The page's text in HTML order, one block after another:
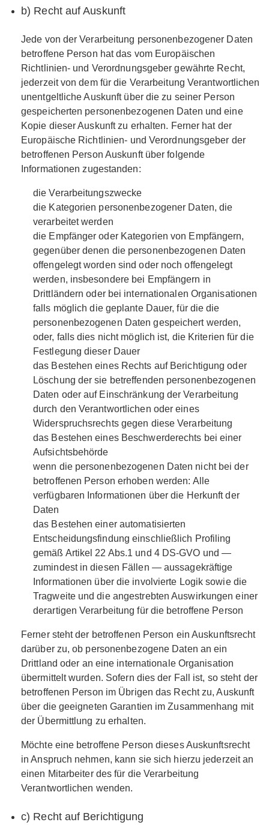
b) Recht auf Auskunft
Jede von der Verarbeitung personenbezogener Daten
betroffene Person hat das vom Europäischen
Richtlinien- und Verordnungsgeber gewährte Recht,
jederzeit von dem für die Verarbeitung Verantwortlichen
unentgeltliche Auskunft über die zu seiner Person
gespeicherten personenbezogenen Daten und eine
Kopie dieser Auskunft zu erhalten. Ferner hat der
Europäische Richtlinien- und Verordnungsgeber der
betroffenen Person Auskunft über folgende
Informationen zugestanden:
die Verarbeitungszwecke
die Kategorien personenbezogener Daten, die
verarbeitet werden
die Empfänger oder Kategorien von Empfängern,
gegenüber denen die personenbezogenen Daten
offengelegt worden sind oder noch offengelegt
werden, insbesondere bei Empfängern in
Drittländern oder bei internationalen Organisationen
falls möglich die geplante Dauer, für die die
personenbezogenen Daten gespeichert werden,
oder, falls dies nicht möglich ist, die Kriterien für die
Festlegung dieser Dauer
das Bestehen eines Rechts auf Berichtigung oder
Löschung der sie betreffenden personenbezogenen
Daten oder auf Einschränkung der Verarbeitung
durch den Verantwortlichen oder eines
Widerspruchsrechts gegen diese Verarbeitung
das Bestehen eines Beschwerderechts bei einer
Aufsichtsbehörde
wenn die personenbezogenen Daten nicht bei der
betroffenen Person erhoben werden: Alle
verfügbaren Informationen über die Herkunft der
Daten
das Bestehen einer automatisierten
Entscheidungsfindung einschließlich Profiling
gemäß Artikel 22 Abs.1 und 4 DS-GVO und —
zumindest in diesen Fällen — aussagekräftige
Informationen über die involvierte Logik sowie die
Tragweite und die angestrebten Auswirkungen einer
derartigen Verarbeitung für die betroffene Person
Ferner steht der betroffenen Person ein Auskunftsrecht
darüber zu, ob personenbezogene Daten an ein
Drittland oder an eine internationale Organisation
übermittelt wurden. Sofern dies der Fall ist, so steht der
betroffenen Person im Übrigen das Recht zu, Auskunft
über die geeigneten Garantien im Zusammenhang mit
der Übermittlung zu erhalten.
Möchte eine betroffene Person dieses Auskunftsrecht
in Anspruch nehmen, kann sie sich hierzu jederzeit an
einen Mitarbeiter des für die Verarbeitung
Verantwortlichen wenden.
c) Recht auf Berichtigung